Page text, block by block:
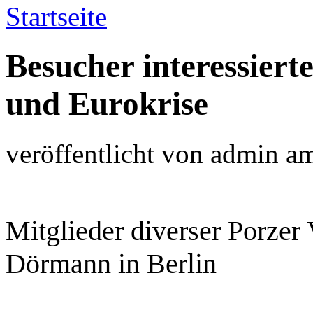
Startseite
Besucher
und Eurokrise
veröffentlicht von admin
Mitglieder diverser Porzer
Dörmann in Berlin